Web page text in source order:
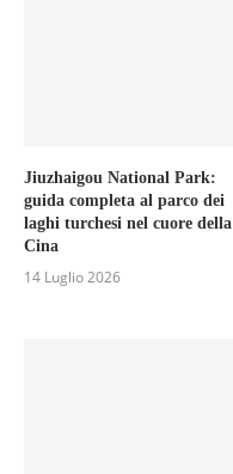
Jiuzhaigou National Park:
guida completa al parco dei
laghi turchesi nel cuore della
Cina
14 Luglio 2026